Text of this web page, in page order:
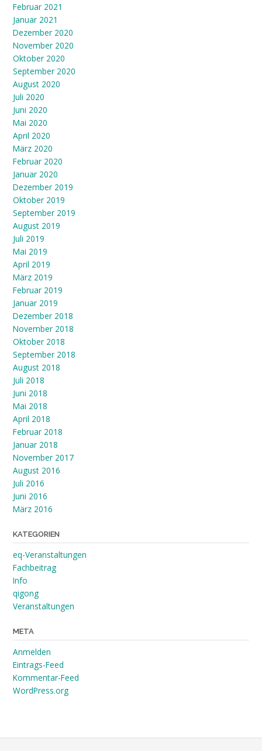
Februar 2021
Januar 2021
Dezember 2020
November 2020
Oktober 2020
September 2020
August 2020
Juli 2020
Juni 2020
Mai 2020
April 2020
März 2020
Februar 2020
Januar 2020
Dezember 2019
Oktober 2019
September 2019
August 2019
Juli 2019
Mai 2019
April 2019
März 2019
Februar 2019
Januar 2019
Dezember 2018
November 2018
Oktober 2018
September 2018
August 2018
Juli 2018
Juni 2018
Mai 2018
April 2018
Februar 2018
Januar 2018
November 2017
August 2016
Juli 2016
Juni 2016
März 2016
KATEGORIEN
eq-Veranstaltungen
Fachbeitrag
Info
qigong
Veranstaltungen
META
Anmelden
Eintrags-Feed
Kommentar-Feed
WordPress.org